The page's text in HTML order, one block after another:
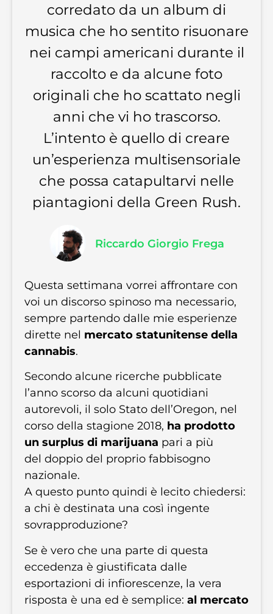
corredato da un album di
musica che ho sentito risuonare
nei campi americani durante il
raccolto e da alcune foto
originali che ho scattato negli
anni che vi ho trascorso.
L’intento è quello di creare
un’esperienza multisensoriale
che possa catapultarvi nelle
piantagioni della Green Rush.
Riccardo Giorgio Frega
Questa settimana vorrei affrontare con
voi un discorso spinoso ma necessario,
sempre partendo dalle mie esperienze
dirette nel mercato statunitense della
cannabis.
Secondo alcune ricerche pubblicate
l’anno scorso da alcuni quotidiani
autorevoli, il solo Stato dell’Oregon, nel
corso della stagione 2018, ha prodotto
un surplus di marijuana pari a più
del doppio del proprio fabbisogno
nazionale.
A questo punto quindi è lecito chiedersi:
a chi è destinata una così ingente
sovrapproduzione?
Se è vero che una parte di questa
eccedenza è giustificata dalle
esportazioni di infiorescenze, la vera
risposta è una ed è semplice: al mercato